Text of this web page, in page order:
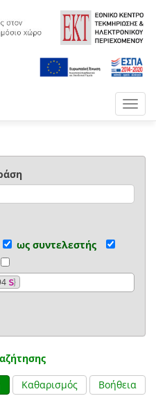
ως συντελεστής
Καθαρισμός Βοήθεια